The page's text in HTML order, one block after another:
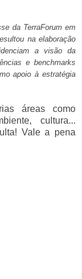
da TerraForum em
na elaboração
a visão da
e benchmarks
apoio à estratégia
áreas como
cultura...
Vale a pena